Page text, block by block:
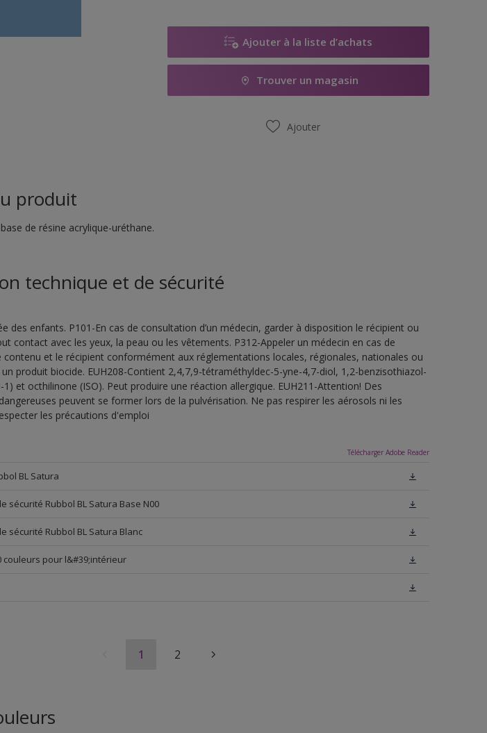
Ajouter à la liste d’achats
Trouver un magasin
Ajouter
produit
de résine acrylique-uréthane.
technique et de sécurité
des enfants. P101-En cas de consultation d’un médecin, garder à disposition le récipient ou
contact avec les yeux, la peau ou les vêtements. P312-Appeler un médecin en cas de
contenu et le récipient conformément aux réglementations locales, régionales, nationales ou
produit biocide. EUH208-Contient 2,4,7,9-tétraméthyldec-5-yne-4,7-diol, 1,2-benzisothiazol-
et octhilinone (ISO). Peut produire une réaction allergique. EUH211-Attention! Des
peuvent se former lors de la pulvérisation. Ne pas respirer les aérosols ni les
les précautions d'emploi
Télécharger Adobe Reader
BL Satura
sécurité Rubbol BL Satura Base N00
sécurité Rubbol BL Satura Blanc
couleurs pour l&#39;intérieur
1 2